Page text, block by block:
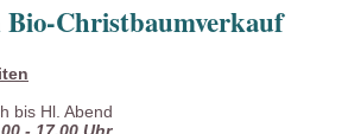
Bio-Christbaumverkauf
bis Hl. Abend